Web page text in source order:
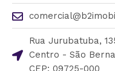
k
a
m
Rua Jurubatuba,
Centro - São
CEP: 09725-000